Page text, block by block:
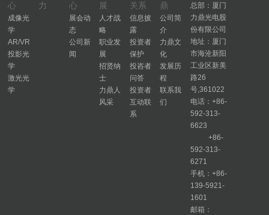
心
成像光
学
AR/VR
投影光
学
激光光
学
力
心
展会动
态
公司新
闻
展
人才战
略
职业发
展
招贤纳
士
力鼎人
风采
关系
信息披
露
投资者
保护
投咨者
问答
投资者
互动联
系
鼎
公司简
介
力鼎文
化
发展历
程
联系我
们
总部：厦门
力鼎光电股
份有限公司
地址：厦门
市海沧新阳
工业区新美
路26
号,361022
电话：+86-
592-313-
6623
+86-
592-313-
6271
手机：+86-
139-5921-
1601
邮箱：